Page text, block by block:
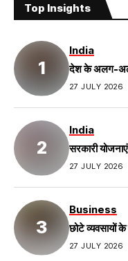
Top Insights
India
देश के अलग-अलग
27 JULY 2026
India
सरकारी योजनाएं
27 JULY 2026
Business
छोटे व्यवसायों
27 JULY 2026